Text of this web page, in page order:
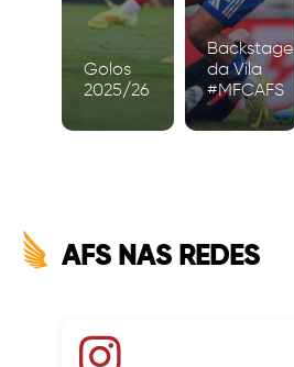
Golos
2025/26
Backstage
da Vila
#MFCAFS
AFS NAS REDES